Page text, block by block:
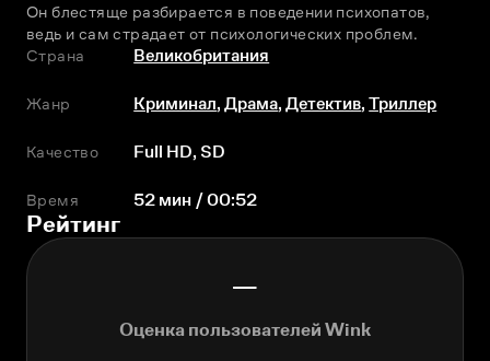
Он блестяще разбирается в поведении психопатов,
ведь и сам страдает от психологических проблем.
Страна
Великобритания
Жанр Криминал,Драма,Детектив,Триллер
Качество Full HD, SD
Время 52 мин / 00:52
Рейтинг
—
Оценка пользователей Wink